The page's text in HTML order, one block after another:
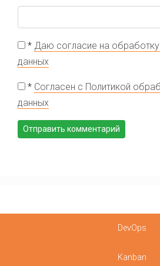
* Даю согласие на
данных
* Согласен с Политикой
данных
DevOps
Kanban